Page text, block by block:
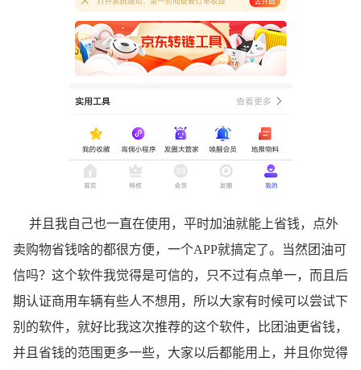
并且我自己也一直在使用，平时加油就能上省钱，点外
卖购物省钱啥的都很方便，一个APP就搞定了。当然团油可
信吗？这个软件我觉得是可信的，只不过有点单一，而且后
期认证商用车辆有些人不想用，所以大家有时候可以尝试下
别的软件，就好比我这次推荐的这个软件，比团油更省钱，
并且省钱的范围更多一些，大家以后都能用上，并且你觉得